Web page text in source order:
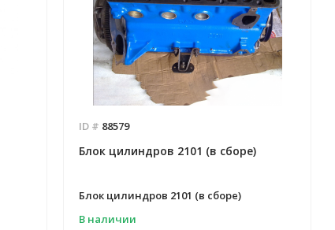
ID # 88579
Блок цилиндров 2101 (в сборе)
Блок цилиндров 2101 (в сборе)
В наличии